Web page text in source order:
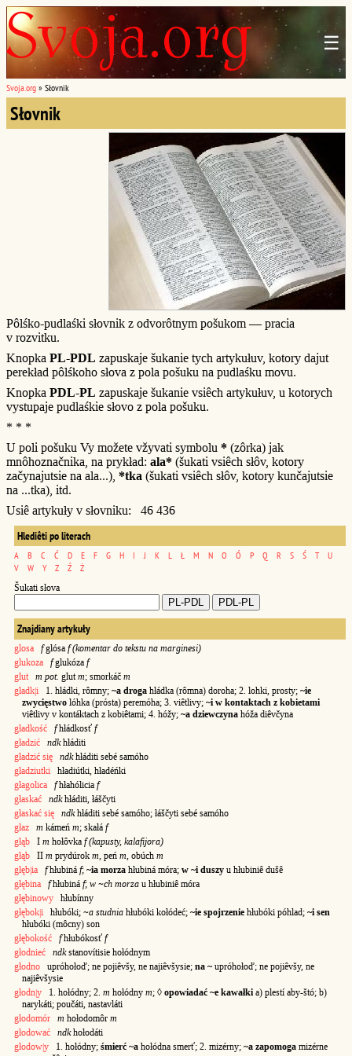
☰
Svoja.org » Słovnik
Słovnik
Pôlśko-pudlaśki słovnik z odvorôtnym pošukom — pracia
v rozvitku.
Knopka PL-PDL zapuskaje šukanie tych artykułuv, kotory dajut
perekład pôlśkoho słova z pola pošuku na pudlaśku movu.
Knopka PDL-PL zapuskaje šukanie vsiêch artykułuv, u kotorych
vystupaje pudlaśkie słovo z pola pošuku.
* * *
U poli pošuku Vy možete vžyvati symbolu * (zôrka) jak
mnôhoznačnika, na prykład: ala* (šukati vsiêch słôv, kotory
začynajutsie na ala...), *tka (šukati vsiêch słôv, kotory kunčajutsie
na ...tka), itd.
Usiê artykuły v słovniku: 46 436
Hlediêti po literach
A B C Ć D E F G H I J K L Ł M N O Ó P Q R S Ś T
U
V
W Y Z Ź Ż
Šukati słova
Znajdiany artykuły
glosa fglósa f (komentar do tekstu na marginesi)
glukoza
fglukóza f
glut
m pot. glut m; smorkáč m
gładk|i 1. hłádki, rômny; ~a droga hłádka (rômna) doroha; 2. lohki, prosty; ~ie
zwycięstwo lóhka (prósta) peremóha; 3. viêtlivy; ~i w kontaktach z kobietami
viêtlivy v kontáktach z kobiêtami; 4. hóžy; ~a dziewczyna hóža diêvčyna
gładkość
fhłádkosť f
gładzić
ndkhłáditi
gładzić się
ndkhłáditi sebé samóho
gładziutki hładiútki, hładéńki
głagolica
fhłahólicia f
głaskać
ndkhłáditi, łáščyti
głaskać się
ndkhłáditi sebé samóho; łáščyti sebé samóho
głaz
m kámeń m; skałá f
głąb I m hołôvka f (kapusty, kalafijora)
głąb II m prydúrok m , peń m , obúch m
głęb|ia
fhłubiná f; ~ia morza hłubiná móra; w ~i duszy u hłubiniê dušê
głębina
fhłubiná f; w ~ch morza u hłubiniê móra
głębinowy hłubínny
głębok|i hłubóki; ~a studnia hłubóki kołódeć; ~ie spojrzenie hłubóki póhlad; ~i sen
hłubóki (môcny) son
głębokość
fhłubókosť f
głodnieć
ndkstanovítisie hołódnym
głodno upróhołoď; ne pojiêvšy, ne najiêvšysie; na ~ upróhołoď; ne pojiêvšy, ne
najiêvšysie
głodn|y 1. hołódny; 2. m hołódny m; ◊ opowiadać ~e kawałki a) plestí aby-štó; b)
narykáti; poučáti, nastavláti
głodomór
m hołodomôr m
głodować
ndkhołodáti
głodow|y 1. hołódny; śmierć ~a hołódna smerť; 2. mizérny; ~a zapomoga mizérne